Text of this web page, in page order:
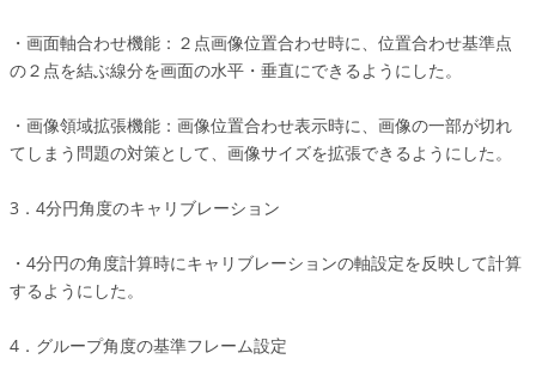
・画面軸合わせ機能：２点画像位置合わせ時に、位置合わせ基準点
の２点を結ぶ線分を画面の水平・垂直にできるようにした。
・画像領域拡張機能：画像位置合わせ表示時に、画像の一部が切れ
てしまう問題の対策として、画像サイズを拡張できるようにした。
3．4分円角度のキャリブレーション
・4分円の角度計算時にキャリブレーションの軸設定を反映して計算
するようにした。
4．グループ角度の基準フレーム設定